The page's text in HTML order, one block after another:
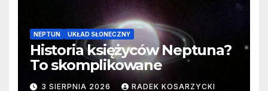
NEPTUN UKŁAD SŁONECZNY
Historia księżyców Neptuna?
To skomplikowane
3 SIERPNIA 2026 RADEK KOSARZYCKI